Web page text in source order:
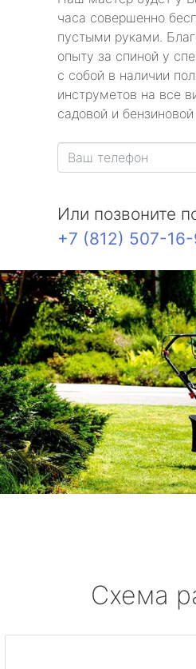
часа совершенно
пустыми руками.
опыту за спиной у
с собой в наличии
инструметов на все
садовой и бензиновой
Или позвоните
+7 (812) 507-
Схема